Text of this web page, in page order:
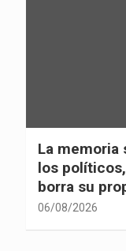
La memoria
los
borra su
06/08/2026